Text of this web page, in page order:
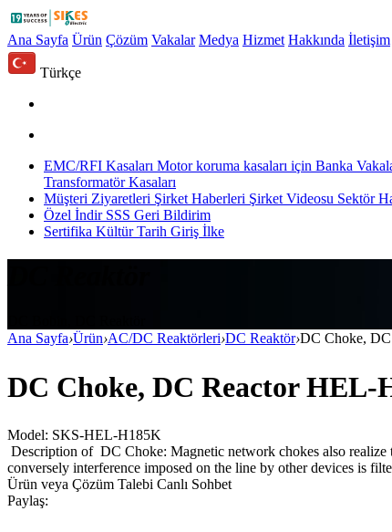
Ana Sayfa Ürün Çözüm Vakalar Medya Hizmet Hakkında İletişim
Türkçe
EMC/RFI Kasaları Motor koruma kasaları için Banka
Transformatör Kasaları
Müşteri Ziyaretleri Şirket Haberleri Şirket Videosu Sektör
Özel İndir SSS Geri Bildirim
Sertifika Kültür Tarih Giriş İlke
Ana Sayfa›Ürün›AC/DC Reaktörleri›DC Reaktör›DC Choke,
DC Choke, DC Reactor
Model: SKS-HEL-H185K
Description of DC Choke: Magnetic network chokes also
conversely interference imposed on the line by other devices is
Ürün veya Çözüm Talebi Canlı Sohbet
Paylaş: